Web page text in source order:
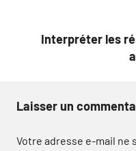
Interpréter les
Laisser un
Votre adresse e-mail ne